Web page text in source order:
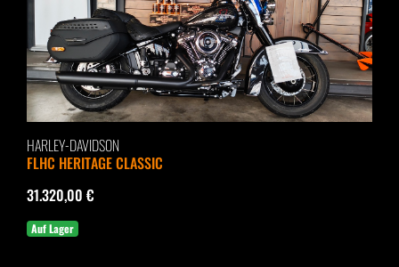
HARLEY-DAVIDSON
FLHC HERITAGE CLASSIC
31.320,00 €
Auf Lager